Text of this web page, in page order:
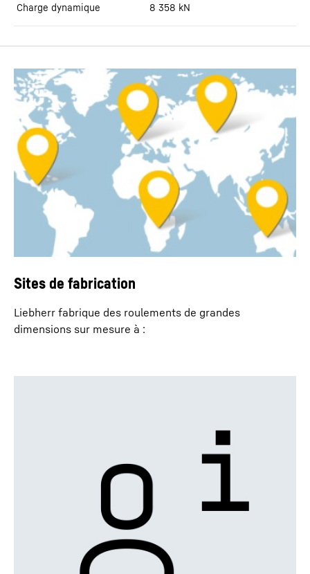
Charge dynamique 8 358 kN
Sites de fabrication
Liebherr fabrique des roulements de grandes
dimensions sur mesure à :